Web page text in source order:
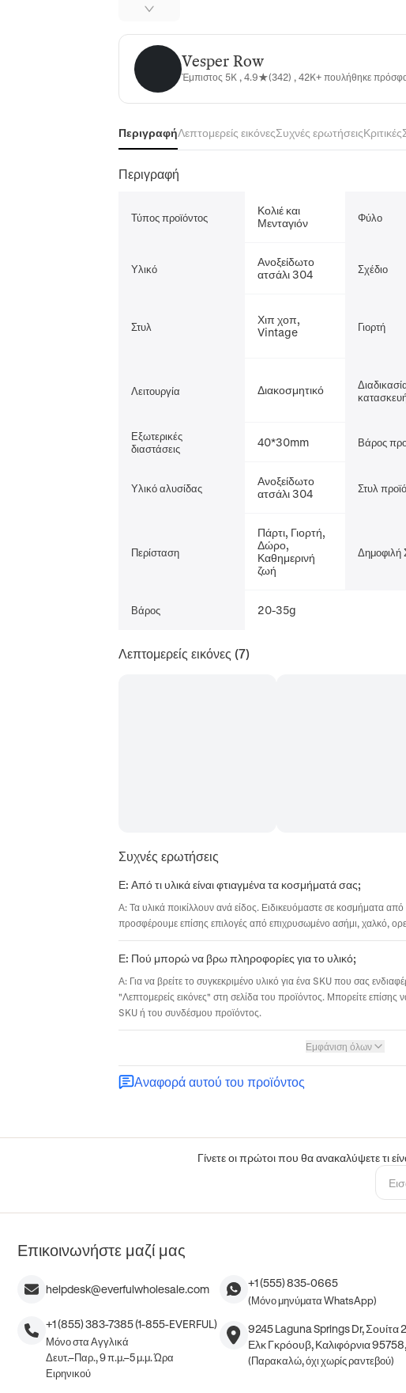
Vesper RowVesper Row
Έμπιστος 5K , 4.9★(342) , 42K+ πουλήθηκε
ΠεριγραφήΛεπτομερείς εικόνεςΣυχνές ερωτήσειςΚριτικές
Περιγραφή
Τύπος προϊόντος
Κολιέ και
Μενταγιόν
Φύλο
Υλικό
Ανοξείδωτο
ατσάλι 304
Σχέδιο
Στυλ
Χιπ χοπ,
Vintage
Γιορτή
Λειτουργία Διακοσμητικό
Εξωτερικές
διαστάσεις
40*30mm Βάρος
Υλικό αλυσίδας
Ανοξείδωτο
ατσάλι 304
Στυλ
Περίσταση
Πάρτι, Γιορτή,
Δώρο,
Καθημερινή
ζωή
Δημοφιλή
Βάρος 20-35g
Λεπτομερείς εικόνες (7)
Συχνές ερωτήσεις
Ε: Από τι υλικά είναι φτιαγμένα τα κοσμήματά σας;
Α: Τα υλικά ποικίλλουν ανά είδος. Ειδικευόμαστε σε κοσμήματα από
προσφέρουμε επίσης επιλογές από επιχρυσωμένο ασήμι, χαλκό,
Ε: Πού μπορώ να βρω πληροφορίες για το υλικό;
Α: Για να βρείτε το συγκεκριμένο υλικό για ένα SKU που σας
"Λεπτομερείς εικόνες" στη σελίδα του προϊόντος. Μπορείτε επίσης
SKU ή του συνδέσμου προϊόντος.
Εμφάνιση όλων
Αναφορά αυτού του προϊόντος
Γίνετε οι πρώτοι που θα ανακαλύψετε τι
Επικοινωνήστε μαζί μας
helpdesk@everfulwholesale.com
+1 (855) 383-7385 (1-855-EVERFUL)
Μόνο στα Αγγλικά
Δευτ.–Παρ., 9 π.μ.–5 μ.μ. Ώρα
Ειρηνικού
+1 (555) 835-0665
(Μόνο μηνύματα WhatsApp)
9245 Laguna Springs Dr, Σουίτα
Ελκ Γκρόουβ, Καλιφόρνια
(Παρακαλώ, όχι χωρίς ραντεβού)